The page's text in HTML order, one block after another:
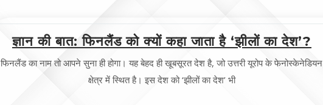
ज्ञान की बात: फिनलैंड को क्यों कहा जाता है ‘झीलों का देश’?
फिनलैंड का नाम तो आपने सुना ही होगा। यह बेहद ही खूबसूरत देश है, जो उत्तरी यूरोप के फेनोस्केनेडियन
क्षेत्र में स्थित है। इस देश को ‘झीलों का देश’ भी